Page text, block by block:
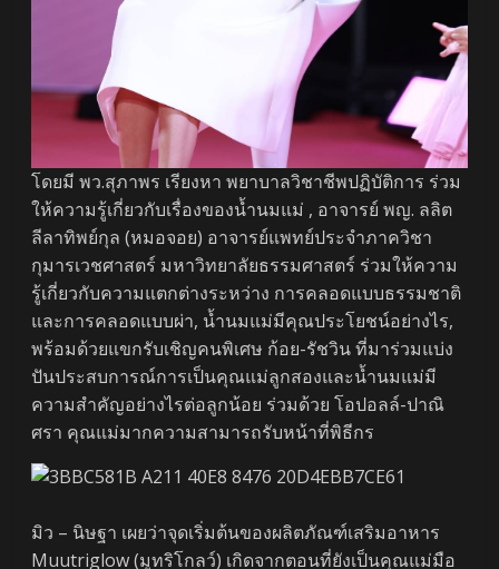
โดยมี พว.สุภาพร เรียงหา พยาบาลวิชาชีพปฏิบัติการ ร่วม
ให้ความรู้เกี่ยวกับเรื่องของน้ำนมแม่ , อาจารย์ พญ. ลลิต
ลีลาทิพย์กุล (หมอจอย) อาจารย์แพทย์ประจำภาควิชา
กุมารเวชศาสตร์ มหาวิทยาลัยธรรมศาสตร์ ร่วมให้ความ
รู้เกี่ยวกับความแตกต่างระหว่าง การคลอดแบบธรรมชาติ
และการคลอดแบบผ่า, น้ำนมแม่มีคุณประโยชน์อย่างไร,
พร้อมด้วยแขกรับเชิญคนพิเศษ ก้อย-รัชวิน ที่มาร่วมแบ่ง
ปันประสบการณ์การเป็นคุณแม่ลูกสองและน้ำนมแม่มี
ความสำคัญอย่างไรต่อลูกน้อย ร่วมด้วย โอปอลล์-ปาณิ
ศรา คุณแม่มากความสามารถรับหน้าที่พิธีกร
มิว – นิษฐา เผยว่าจุดเริ่มต้นของผลิตภัณฑ์เสริมอาหาร
Muutriglow (มูทริโกลว์) เกิดจากตอนที่ยังเป็นคุณแม่มือ